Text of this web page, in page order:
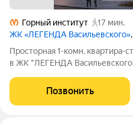
Горный институт
17 мин.
ЖК «ЛЕГЕНДА Васильевского»
Просторная 1-комн. квартира-
в ЖК "ЛЕГЕНДА
выделено под кухонную зону.
сторону. В квартире
Позвонить